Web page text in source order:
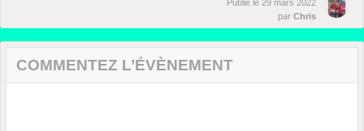
Publié le 29 mars 2022
par Chris
COMMENTEZ L’ÉVÈNEMENT